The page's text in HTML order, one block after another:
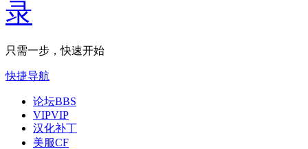
只需一步，快速开始
快捷导航
论坛BBS
VIPVIP
汉化补丁
美服CF